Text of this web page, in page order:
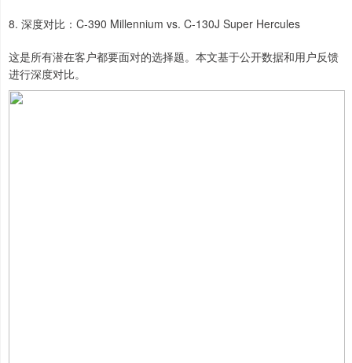
8. 深度对比：C-390 Millennium vs. C-130J Super Hercules
这是所有潜在客户都要面对的选择题。本文基于公开数据和用户反馈
进行深度对比。